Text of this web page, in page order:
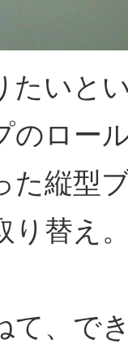
たいと
のロー
た縦型
り替え
て、で